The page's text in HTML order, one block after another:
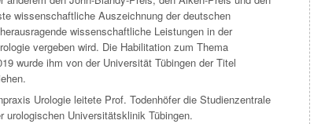
wissenschaftliche Auszeichnung der deutschen
wissenschaftliche Leistungen in der
vergeben wird. Die Habilitation zum Thema
wurde ihm von der Universität Tübingen der Titel
Urologie leitete Prof. Todenhöfer die Studienzentrale
urologischen Universitätsklinik Tübingen.